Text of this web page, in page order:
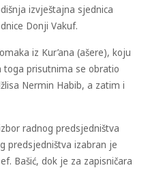
izvještajna sjednica
Donji Vakuf.
iz Kur’ana (ašere), koju
toga prisutnima se obratio
Nermin Habib, a zatim i
radnog predsjedništva
predsjedništva izabran je
Bašić, dok je za zapisničara